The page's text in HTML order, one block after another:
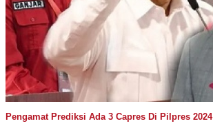
Pengamat Prediksi Ada 3 Capres Di Pilpres 2024